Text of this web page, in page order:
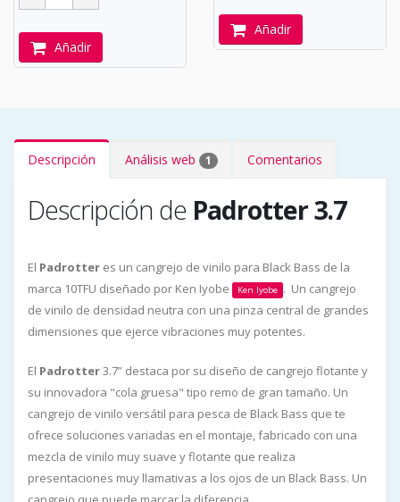
Añadir
Añadir
Descripción Análisis web 1 Comentarios
Descripción de Padrotter 3.7
El Padrotter es un cangrejo de vinilo para Black Bass de la
marca 10TFU diseñado por Ken Iyobe
Ken Iyobe . Un cangrejo
de vinilo de densidad neutra con una pinza central de grandes
dimensiones que ejerce vibraciones muy potentes.
El Padrotter3.7” destaca por su diseño de cangrejo flotante y
su innovadora "cola gruesa" tipo remo de gran tamaño. Un
cangrejo de vinilo versátil para pesca de Black Bass que te
ofrece soluciones variadas en el montaje, fabricado con una
mezcla de vinilo muy suave y flotante que realiza
presentaciones muy llamativas a los ojos de un Black Bass. Un